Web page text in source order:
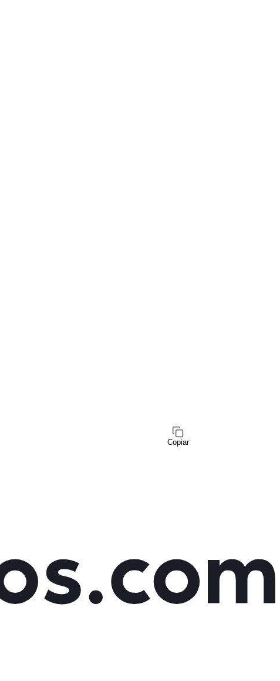
Copiar